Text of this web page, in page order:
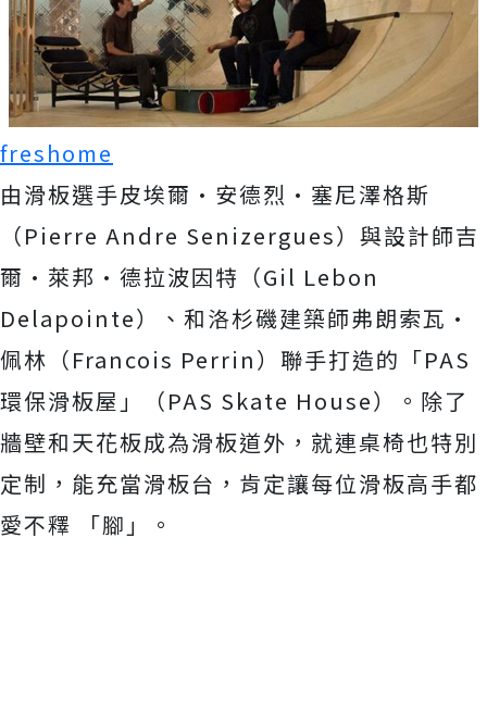
freshome
由滑板選手皮埃爾·安德烈·塞尼澤格斯
（Pierre Andre Senizergues）與設計師吉
爾·萊邦·德拉波因特（Gil Lebon
Delapointe）、和洛杉磯建築師弗朗索瓦·
佩林（Francois Perrin）聯手打造的「PAS
環保滑板屋」（PAS Skate House）。除了
牆壁和天花板成為滑板道外，就連桌椅也特別
定制，能充當滑板台，肯定讓每位滑板高手都
愛不釋 「腳」。